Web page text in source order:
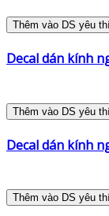
Thêm vào DS yêu
Decal dán kính
Thêm vào DS yêu
Decal dán kính
Thêm vào DS yêu